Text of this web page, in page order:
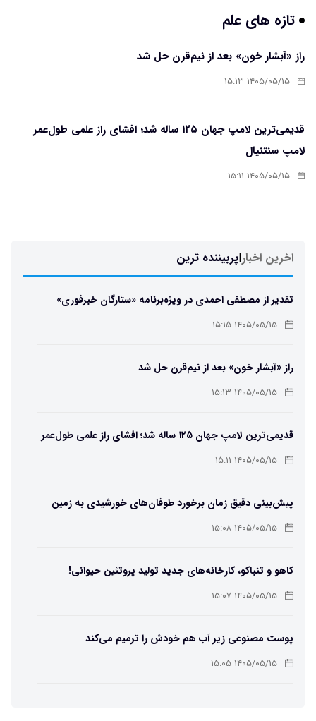
تازه های علم
راز «آبشار خون» بعد از نیم‌قرن حل شد
۱۴۰۵/۰۵/۱۵ ۱۵:۱۳
قدیمی‌ترین لامپ جهان ۱۲۵ ساله شد؛ افشای راز علمی طول‌عمر
لامپ سنتنیال
۱۴۰۵/۰۵/۱۵ ۱۵:۱۱
اخرین اخبار|پربیننده ترین
تقدیر از مصطفی احمدی در ویژه‌برنامه «ستارگان خبرفوری»
۱۴۰۵/۰۵/۱۵ ۱۵:۱۵
راز «آبشار خون» بعد از نیم‌قرن حل شد
۱۴۰۵/۰۵/۱۵ ۱۵:۱۳
قدیمی‌ترین لامپ جهان ۱۲۵ ساله شد؛ افشای راز علمی طول‌عمر
لامپ سنتنیال
۱۴۰۵/۰۵/۱۵ ۱۵:۱۱
پیش‌بینی دقیق زمان برخورد طوفان‌های خورشیدی به زمین
ممکن شد
۱۴۰۵/۰۵/۱۵ ۱۵:۰۸
کاهو و تنباکو، کارخانه‌های جدید تولید پروتئین حیوانی!
۱۴۰۵/۰۵/۱۵ ۱۵:۰۷
پوست مصنوعی زیر آب هم خودش را ترمیم می‌کند
۱۴۰۵/۰۵/۱۵ ۱۵:۰۵